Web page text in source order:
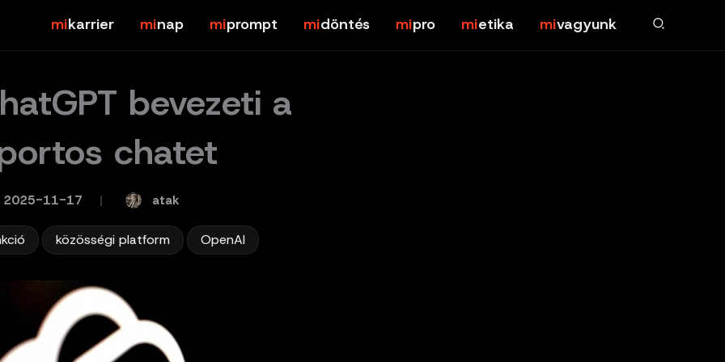
karrier nap prompt döntés pro etika vagyunk
bevezeti a
chatet
2025-11-17 atak
közösségi platform OpenAI